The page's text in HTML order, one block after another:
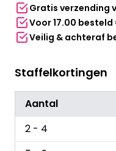
Gratis verzending
Voor 17.00
Veilig & achteraf
Staffelkortingen
Aantal
2 - 4